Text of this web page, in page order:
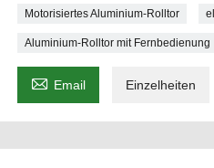
Motorisiertes Aluminium-Rolltor
Aluminium-Rolltor mit Fernbedienung
 Email Einzelheiten